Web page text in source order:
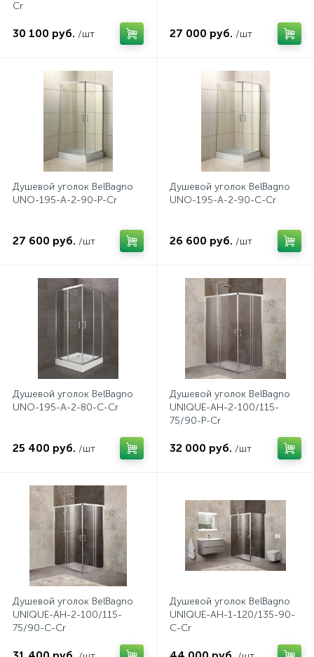
Cr
30 100 руб. /шт 27 000 руб. /шт
Душевой уголок BelBagno
UNO-195-A-2-90-P-Cr
27 600 руб. /шт
Душевой уголок BelBagno
UNO-195-A-2-90-C-Cr
26 600 руб. /шт
Душевой уголок BelBagno
UNO-195-A-2-80-C-Cr
25 400 руб. /шт
Душевой уголок BelBagno
UNIQUE-AH-2-100/115-
75/90-P-Cr
32 000 руб. /шт
Душевой уголок BelBagno
UNIQUE-AH-2-100/115-
75/90-C-Cr
Душевой уголок BelBagno
UNIQUE-AH-1-120/135-90-
C-Cr
Контакты
Комплектующие для мебели
На борт ванны
Штуцеры
Скрытого монтажа
Напольные смесители
Верхние души
4
Встраиваемые смесители
Встраиваемые смесители для ванны и душа
Для биде
Для душа
Донные клапаны